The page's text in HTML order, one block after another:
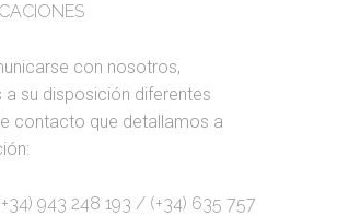
con nosotros,
a su disposición diferentes
contacto que detallamos a
943 248 193 / (+34) 635 757